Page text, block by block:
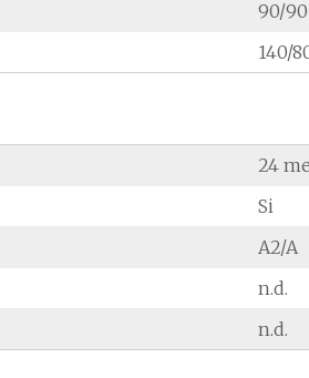
90/90
140/
24
Si
A2/A
n.d.
n.d.